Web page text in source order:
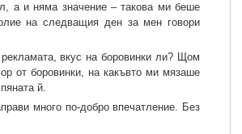
а и няма значение – такова ми беше
на следващия ден за мен говори
рекламата, вкус на боровинки ли? Щом
от боровинки, на какъвто ми мязаше
й.
много по-добро впечатление. Без